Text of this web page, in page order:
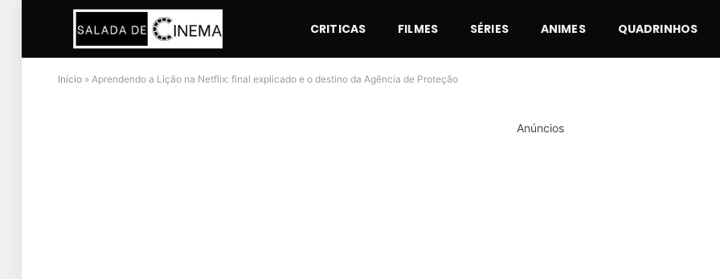
CRITICAS FILMES SÉRIES ANIMES QUADRINHOS
Início » Aprendendo a Lição na Netflix: final explicado e o destino da Agência de Proteção
Anúncios